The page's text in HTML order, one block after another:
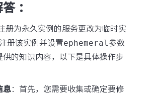
：
册为永久实例的服务更改为临时实
册该实例并设置ephemeral参数
供的知识内容，以下是具体操作步
息：首先，您需要收集或确定要修